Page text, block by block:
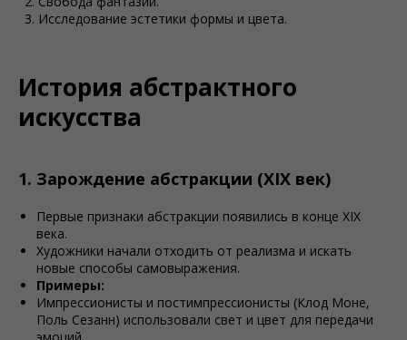
Исследование эстетики формы и цвета.
История абстрактного
искусства
1. Зарождение абстракции (XIX век)
Первые признаки абстракции появились в конце XIX
века.
Художники начали отходить от реализма и искать
новые способы самовыражения.
Примеры:
Импрессионисты и постимпрессионисты (Клод Моне,
Поль Сезанн) использовали свет и цвет для передачи